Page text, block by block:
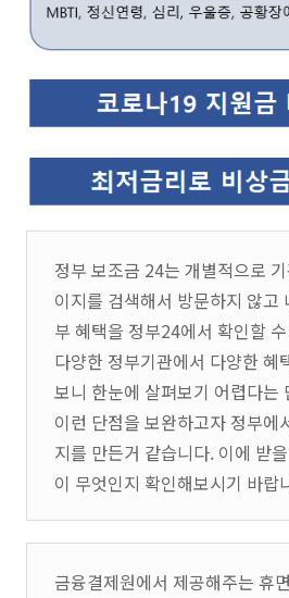
정부 보조금 24는 개별적으로
이지를 검색해서 방문하지 않고
부 혜택을 정부24에서 확인할
다양한 정부기관에서 다양한 혜
보니 한눈에 살펴보기 어렵다는
이런 단점을 보완하고자 정부에
지를 만든거 같습니다. 이에 받
이 무엇인지 확인해보시기 바랍
금융결제원에서 제공해주는 휴